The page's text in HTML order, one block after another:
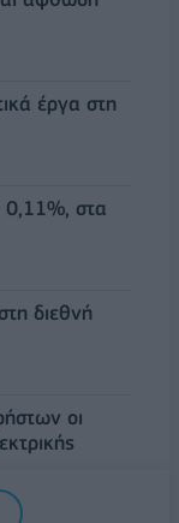
έργα στη
0,11%, στα
διεθνή
οι